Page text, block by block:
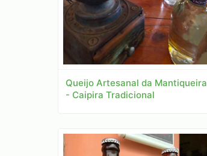
Queijo Artesanal da Mantiqueira
- Caipira Tradicional